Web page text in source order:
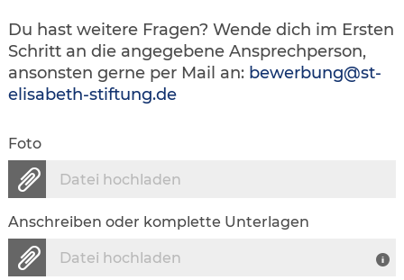
Du hast weitere Fragen? Wende dich im Ersten
Schritt an die angegebene Ansprechperson,
ansonsten gerne per Mail an: bewerbung@st-
elisabeth-stiftung.de
Foto
Datei hochladen
Anschreiben oder komplette Unterlagen
Datei hochladen